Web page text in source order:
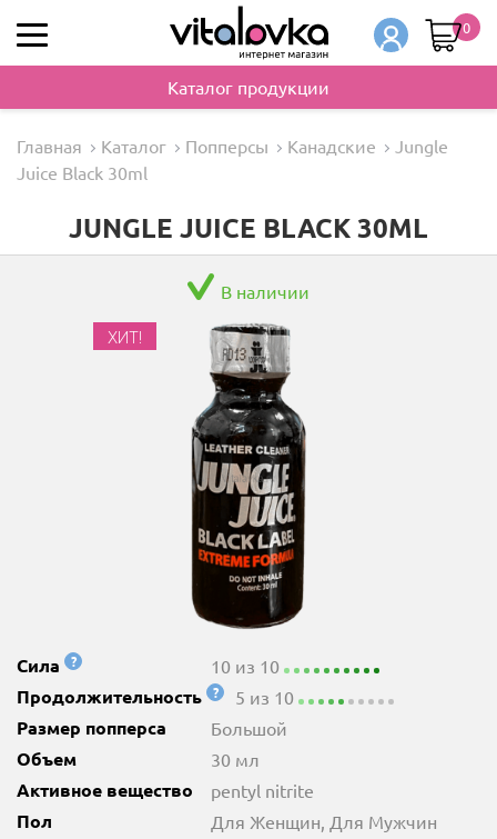
0
Каталог продукции
Главная Каталог Попперсы Канадские
Jungle
Juice Black 30ml
JUNGLE JUICE BLACK 30ML
В наличии
ХИТ!
Сила ? 10 из 10
Продолжительность ? 5 из 10
Размер попперса Большой
Объем 30 мл
Активное вещество pentyl nitrite
Пол Для Женщин, Для Мужчин